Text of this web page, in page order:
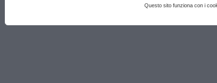
Questo sito funziona con i